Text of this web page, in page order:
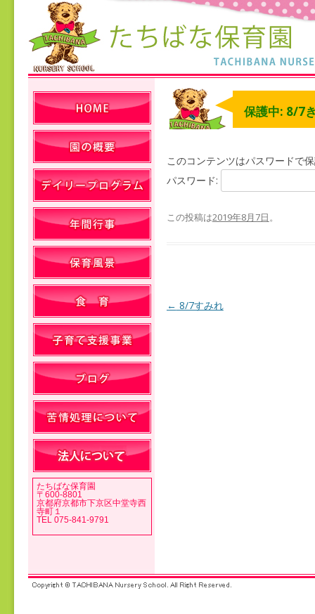
保護中: 8/7
このコンテンツはパスワードで
パスワード:
この投稿は2019年8月7日。
投稿ナビゲーション
← 8/7すみれ
たちばな保育園
〒600-8801
京都府京都市下京区中堂寺西
寺町１
TEL 075-841-9791